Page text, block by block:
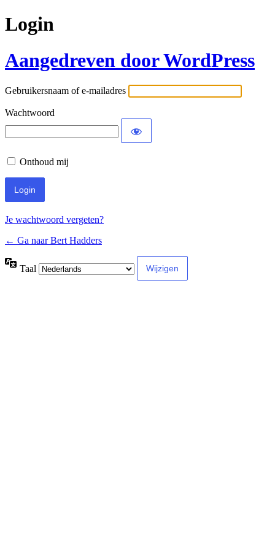
Login
Aangedreven door WordPress
Gebruikersnaam of e-mailadres
Wachtwoord
Onthoud mij
Je wachtwoord vergeten?
← Ga naar Bert Hadders
Taal